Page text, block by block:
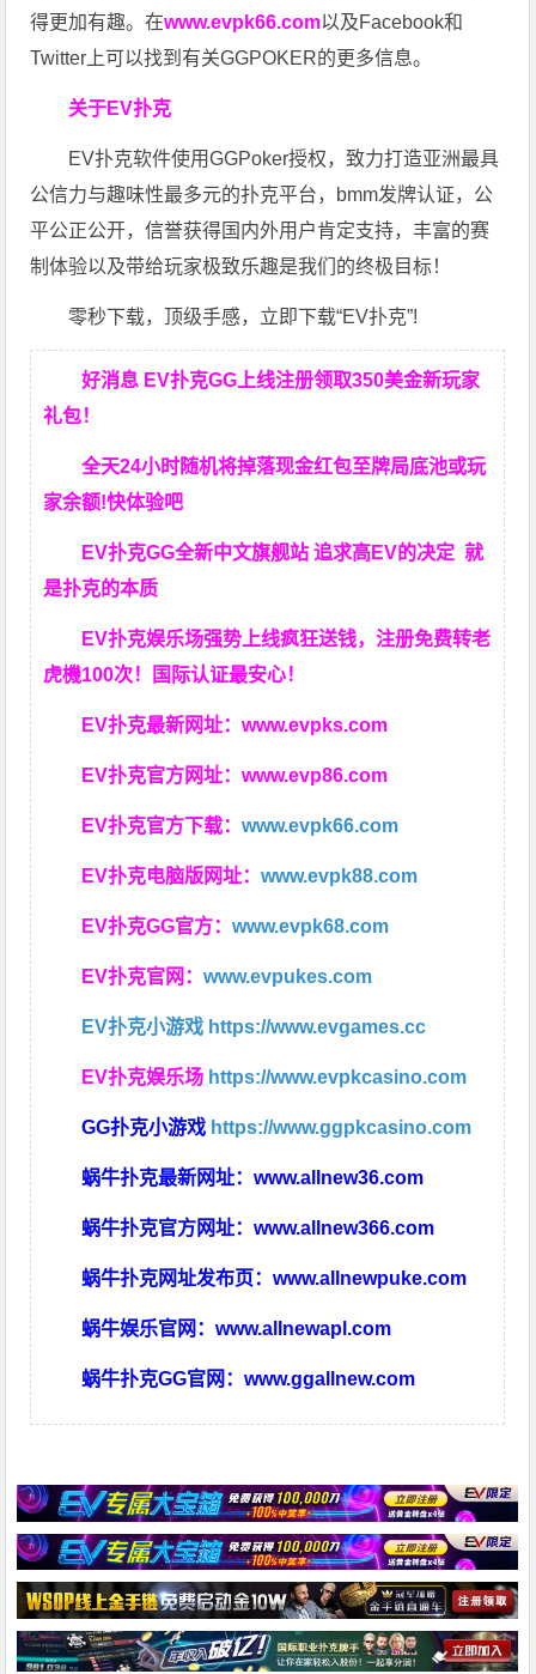
得更加有趣。在www.evpk66.com以及Facebook和
Twitter上可以找到有关GGPOKER的更多信息。
关于EV扑克
EV扑克软件使用GGPoker授权，致力打造亚洲最具
公信力与趣味性最多元的扑克平台，bmm发牌认证，公
平公正公开，信誉获得国内外用户肯定支持，丰富的赛
制体验以及带给玩家极致乐趣是我们的终极目标！
零秒下载，顶级手感，立即下载“EV扑克”!
好消息 EV扑克GG上线注册领取350美金新玩家
礼包！
全天24小时随机将掉落现金红包至牌局底池或玩
家余额!快体验吧
EV扑克GG全新中文旗舰站 追求高EV的决定就
是扑克的本质
EV扑克娱乐场强势上线疯狂送钱，注册免费转老
虎機100次！国际认证最安心！
EV扑克最新网址：www.evpks.com
EV扑克官方网址：www.evp86.com
EV扑克官方下载：www.evpk66.com
EV扑克电脑版网址：www.evpk88.com
EV扑克GG官方：www.evpk68.com
EV扑克官网：www.evpukes.com
EV扑克小游戏 https://www.evgames.cc
EV扑克娱乐场 https://www.evpkcasino.com
GG扑克小游戏 https://www.ggpkcasino.com
蜗牛扑克最新网址：www.allnew36.com
蜗牛扑克官方网址：www.allnew366.com
蜗牛扑克网址发布页：www.allnewpuke.com
蜗牛娱乐官网：www.allnewapl.com
蜗牛扑克GG官网：www.ggallnew.com